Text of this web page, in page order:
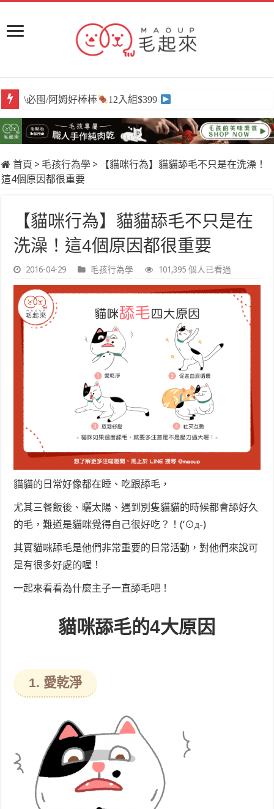
\必囤/阿姆好棒棒 12入組$399
首頁 > 毛孩行為學 >
【貓咪行為】貓貓舔毛不只是在洗澡！
這4個原因都很重要
【貓咪行為】貓貓舔毛不只是在
洗澡！這4個原因都很重要
2016-04-29 毛孩行為學 101,395 個人已看過
貓貓的日常好像都在睡、吃跟舔毛，
尤其三餐飯後、曬太陽、遇到別隻貓貓的時候都會舔好久
的毛，難道是貓咪覺得自己很好吃？！(‘⊙д-)
其實貓咪舔毛是他們非常重要的日常活動，對他們來說可
是有很多好處的喔！
一起來看看為什麼主子一直舔毛吧！
貓咪舔毛的4大原因
1. 愛乾淨